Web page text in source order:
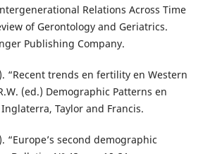
Relations Across Time
of Gerontology and Geriatrics.
Publishing Company.
“Recent trends en fertility en Western
(ed.) Demographic Patterns en
Taylor and Francis.
“Europe’s second demographic